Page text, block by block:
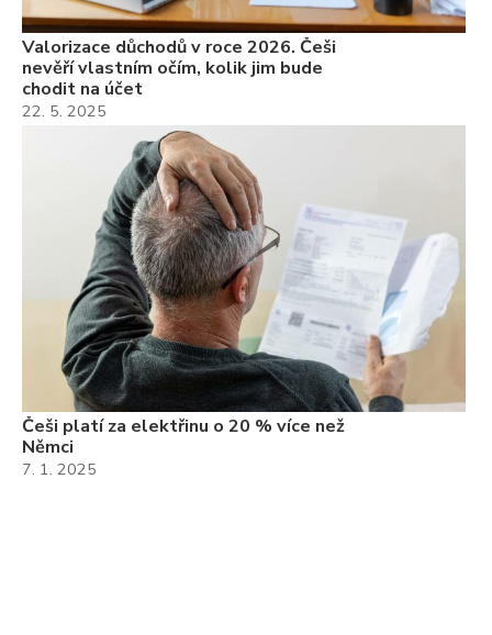
Valorizace důchodů v roce 2026. Češi
nevěří vlastním očím, kolik jim bude
chodit na účet
22. 5. 2025
Češi platí za elektřinu o 20 % více než
Němci
7. 1. 2025